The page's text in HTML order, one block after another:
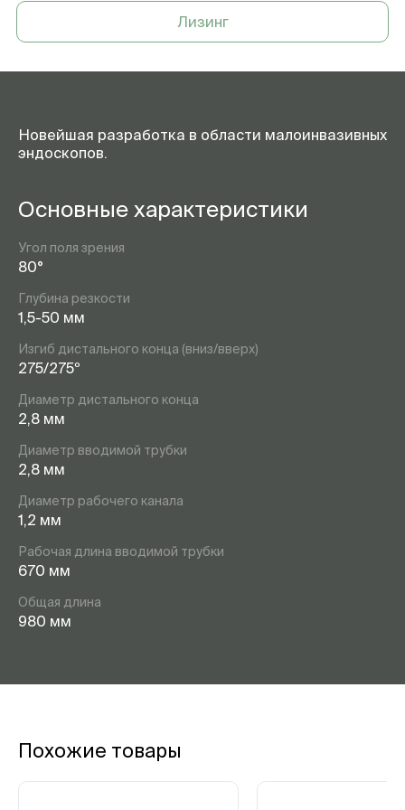
Лизинг
Новейшая разработка в области малоинвазивных
эндоскопов.
Основные характеристики
Угол поля зрения
80°
Глубина резкости
1,5-50 мм
Изгиб дистального конца (вниз/вверх)
275/275º
Диаметр дистального конца
2,8 мм
Диаметр вводимой трубки
2,8 мм
Диаметр рабочего канала
1,2 мм
Рабочая длина вводимой трубки
670 мм
Общая длина
980 мм
Похожие товары